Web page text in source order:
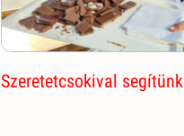
Szeretetcsokival segítünk